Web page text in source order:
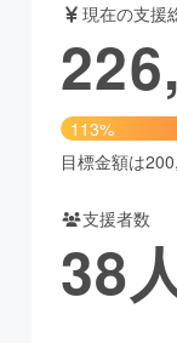
フォーマンス
飲食店
ィー・ヘルスケア
現在の支援
113%
目標金額は
支援者数
38